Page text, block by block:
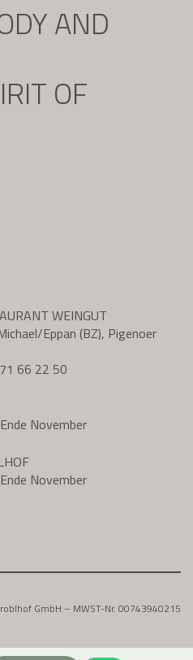
AND
OF
WEINGUT
Eppan (BZ), Pigenoer
66 22 50
November
November
GmbH – MWST-Nr. 00743940215